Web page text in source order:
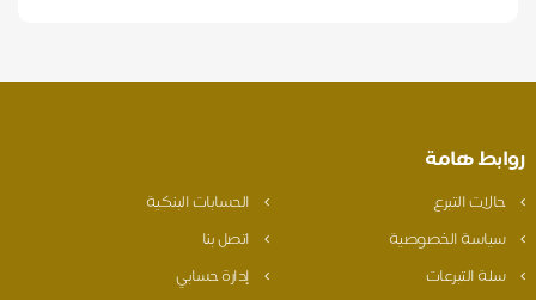
روابط هامة
حالات التبرع
الحسابات البنكية
سياسة الخصوصية
اتصل بنا
سلة التبرعات
إدارة حسابي